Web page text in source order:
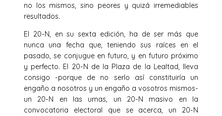
no los mismos, sino peores y quizá irremediables
resultados.
El 20-N, en su sexta edición, ha de ser más que
nunca una fecha que, teniendo sus raíces en el
pasado, se conjugue en futuro, y en futuro próximo
y perfecto. El 20-N de la Plaza de la Lealtad, lleva
consigo -porque de no serlo así constituiría un
engaño a nosotros y un engaño a vosotros mismos-
un 20-N en las urnas, un 20-N masivo en la
convocatoria electoral que se acerca, un 20-N